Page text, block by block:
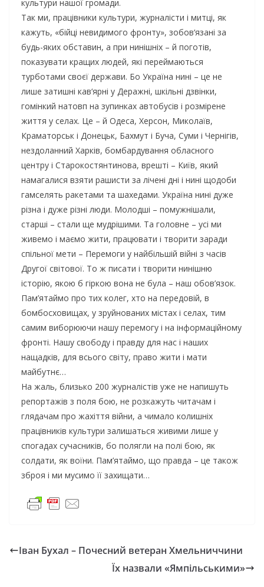
культури нашої громади.
Так ми, працівники культури, журналісти і митці, як
кажуть, «бійці невидимого фронту», зобов‘язані за
будь-яких обставин, а при нинішніх – й поготів,
показувати кращих людей, які переймаються
турботами своєї держави. Бо Україна нині – це не
лише затишні кав‘ярні у Деражні, шкільні дзвінки,
гомінкий натовп на зупинках автобусів і розмірене
життя у селах. Це – й Одеса, Херсон, Миколаїв,
Краматорськ і Донецьк, Бахмут і Буча, Суми і Чернігів,
нездоланний Харків, бомбардування обласного
центру і Старокостянтинова, врешті – Київ, який
намагалися взяти рашисти за лічені дні і нині щодоби
гамселять ракетами та шахедами. Україна нині дуже
різна і дуже різні люди. Молодші – помужнішали,
старші – стали ще мудрішими. Та головне – усі ми
живемо і маємо жити, працювати і творити заради
спільної мети – Перемоги у найбільшій війні з часів
Другої світової. То ж писати і творити нинішню
історію, якою б гіркою вона не була – наш обов’язок.
Пам’ятаймо про тих колег, хто на передовій, в
бомбосховищах, у зруйнованих містах і селах, тим
самим виборюючи нашу перемогу і на інформаційному
фронті. Нашу свободу і правду для нас і наших
нащадків, для всього світу, право жити і мати
майбутнє…
На жаль, близько 200 журналістів уже не напишуть
репортажів з поля бою, не розкажуть читачам і
глядачам про жахіття війни, а чимало колишніх
працівників культури залишаться живими лише у
спогадах сучасників, бо полягли на полі бою, як
солдати, як воїни. Пам’ятаймо, що правда – це також
зброя і ми мусимо її захищати…
Іван Бухал – Почесний ветеран Хмельниччини
Їх назвали «Ямпільськими»